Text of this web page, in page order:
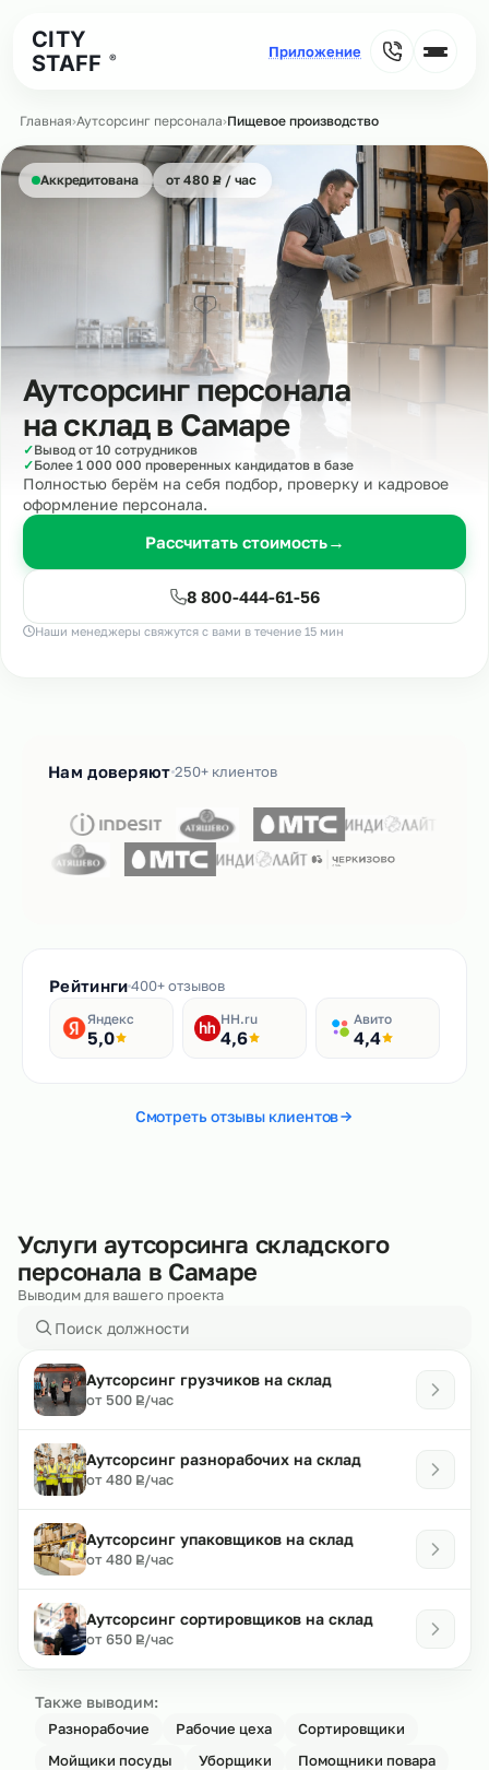
CITY
STAFF
®
Главная›Аутсорсинг персонала›Пищевое производство
Аккредитована от 480 ₽
Р/ час
Аутсорсинг персонала
на склад в Самаре
✓Вывод от 10 сотрудников
✓Более 1 000 000 проверенных кандидатов в базе
Полностью берём на себя подбор, проверку и кадровое
оформление персонала.
Рассчитать стоимость→
8 800-444-61-56
Наши менеджеры свяжутся с вами в течение 15 мин
Нам доверяют 250+ клиентов
Рейтинги400+ отзывов
Яндекс
5,0
HH.ru
4,6
Авито
4,4
Смотреть отзывы клиентов
Услуги аутсорсинга складского
персонала в Самаре
Выводим для вашего проекта
Аутсорсинг грузчиков на склад
от 500 ₽
Р/час
Аутсорсинг разнорабочих на склад
от 480 ₽
Р/час
Аутсорсинг упаковщиков на склад
от 480 ₽
Р/час
Аутсорсинг сортировщиков на склад
от 650 ₽
Р/час
Также выводим:
Разнорабочие Рабочие цеха
Сортировщики
Мойщики посуды
Уборщики
Помощники повара